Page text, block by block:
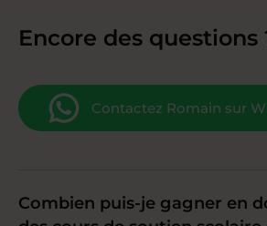
Encore des questions
Contactez Romain sur
Combien puis-je gagner en